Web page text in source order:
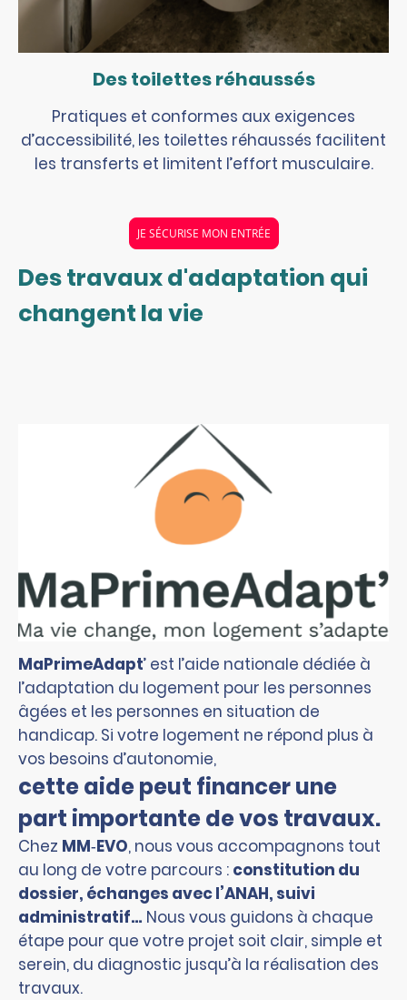
Des toilettes réhaussés
Pratiques et conformes aux exigences
d’accessibilité, les toilettes réhaussés facilitent
les transferts et limitent l’effort musculaire.
JE SÉCURISE MON ENTRÉE
Des travaux d'adaptation qui
changent la vie
MaPrimeAdapt’ est l’aide nationale dédiée à
l’adaptation du logement pour les personnes
âgées et les personnes en situation de
handicap. Si votre logement ne répond plus à
vos besoins d’autonomie,
cette aide peut financer une
part importante de vos travaux.
Chez MM‑EVO, nous vous accompagnons tout
au long de votre parcours : constitution du
dossier, échanges avec l’ANAH, suivi
administratif… Nous vous guidons à chaque
étape pour que votre projet soit clair, simple et
serein, du diagnostic jusqu’à la réalisation des
travaux.